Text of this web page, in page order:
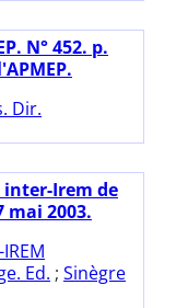
N° 452. p.
Dir.
inter-Irem de
mai 2003.
Ed. ; Sinègre